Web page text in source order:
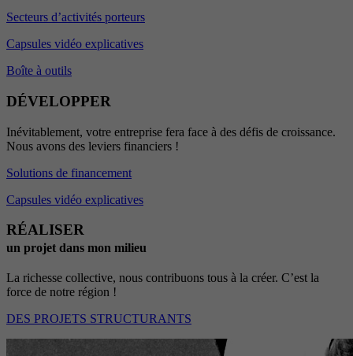
Secteurs d’activités porteurs
Capsules vidéo explicatives
Boîte à outils
DÉVELOPPER
Inévitablement, votre entreprise fera face à des défis de croissance.
Nous avons des leviers financiers !
Solutions de financement
Capsules vidéo explicatives
RÉALISER
un projet dans mon milieu
La richesse collective, nous contribuons tous à la créer. C’est la
force de notre région !
DES PROJETS STRUCTURANTS